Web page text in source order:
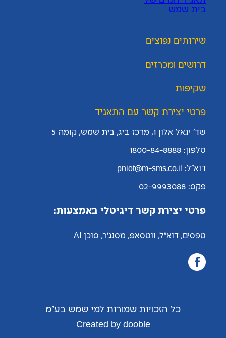
שירותים נפוצים
דרושים ומכרזים
שקיפות
פרטי יצירת קשר עם התאגיד
שד' יגאל אלון 1, מרכז ביג, בית שמש, קומה 5
טלפון: 1800-84-8888
דוא"ל: pniot@m-sms.co.il
פקס: 02-9993088
פרטי יצירת קשר דיגיטלי באמצעות:
טפסים, דוא"ל, ווטסאפ, מסנג'ר, סוכן AI
כל הזכויות שמורות למי שמש בע"מ
Created by dooble